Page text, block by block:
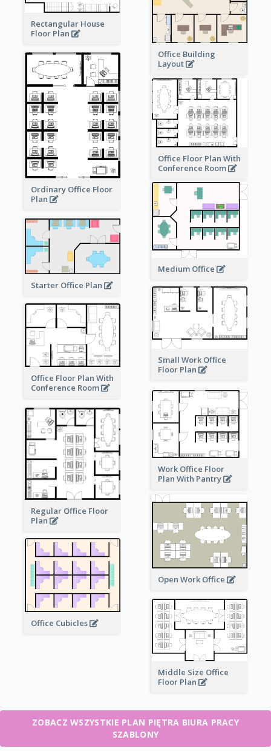
Rectangular House
Floor Plan
Office Building
Layout
Ordinary Office Floor
Plan
Office Floor Plan With
Conference Room
Medium Office
Starter Office Plan
Small Work Office
Floor Plan
Office Floor Plan With
Conference Room
Work Office Floor
Plan With Pantry
Regular Office Floor
Plan
Open Work Office
Office Cubicles
Middle Size Office
Floor Plan
ZOBACZ WSZYSTKIE PLAN PIĘTRA BIURA PRACY
SZABLONY